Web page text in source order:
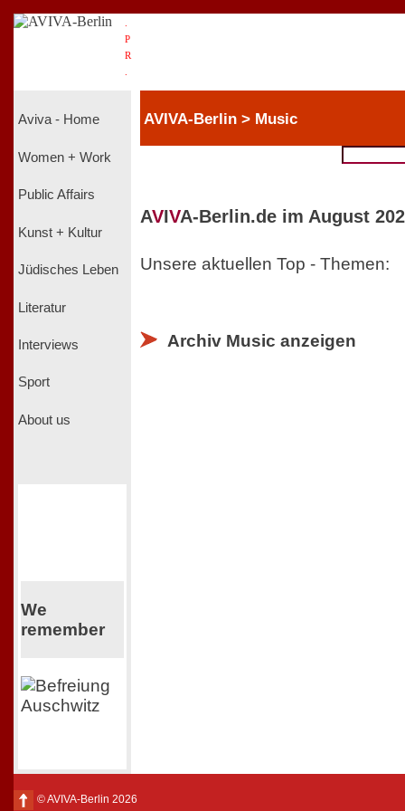
P
R
Aviva - Home
Women + Work
Public Affairs
Kunst + Kultur
Jüdisches Leben
Literatur
Interviews
Sport
About us
We
remember
AVIVA-Berlin > Music
AVIVA-Berlin.de im August
Unsere aktuellen Top - Themen:
Archiv Music anzeigen
© AVIVA-Berlin 2026